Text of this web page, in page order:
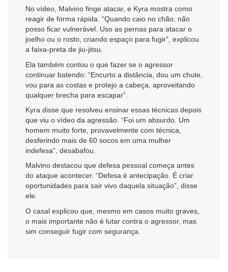
No vídeo, Malvino finge atacar, e Kyra mostra como
reagir de forma rápida. “Quando caio no chão, não
posso ficar vulnerável. Uso as pernas para atacar o
joelho ou o rosto, criando espaço para fugir”, explicou
a faixa-preta de jiu-jitsu.
Ela também contou o que fazer se o agressor
continuar batendo: “Encurto a distância, dou um chute,
vou para as costas e protejo a cabeça, aproveitando
qualquer brecha para escapar”.
Kyra disse que resolveu ensinar essas técnicas depois
que viu o vídeo da agressão. “Foi um absurdo. Um
homem muito forte, provavelmente com técnica,
desferindo mais de 60 socos em uma mulher
indefesa”, desabafou.
Malvino destacou que defesa pessoal começa antes
do ataque acontecer. “Defesa é antecipação. É criar
oportunidades para sair vivo daquela situação”, disse
ele.
O casal explicou que, mesmo em casos muito graves,
o mais importante não é lutar contra o agressor, mas
sim conseguir fugir com segurança.